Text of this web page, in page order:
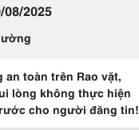
08/2025
an toàn trên Rao vặt,
lòng không thực hiện
cho người đăng tin!